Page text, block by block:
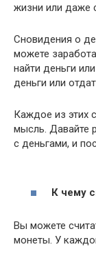
жизни или даже
Сновидения о
можете
найти деньги
деньги или
Каждое из этих
мысль. Давайте
с деньгами, и
К чему
Вы можете
монеты. У